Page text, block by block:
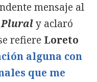
mensaje al
Pluraly aclaró
refiere Loreto
alguna con
que me